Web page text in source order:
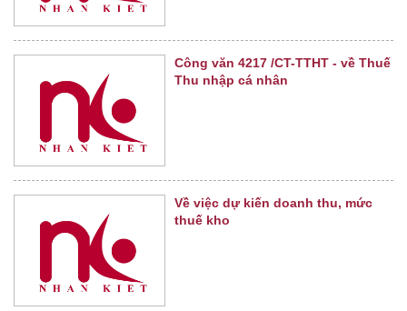
Công văn 4217 /CT-TTHT - về Thuế
Thu nhập cá nhân
Về việc dự kiến doanh thu, mức
thuế kho